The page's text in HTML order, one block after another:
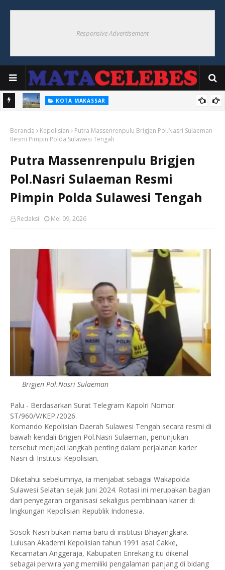
Responsive Advertisement
KOTA MAKASSAR
Proyeksikan Sebagai Markas Baru PSM.
Beranda Kepolisian
Putra Massenrenpulu Brigjen Pol.Nasri Sulaeman
Resmi Pimpin Polda Sulawesi Tengah
Putra Massenrenpulu Brigjen
Pol.Nasri Sulaeman Resmi
Pimpin Polda Sulawesi Tengah
Redaksi Mei 09, 2026
Brigjen Pol.Nasri Sulaeman
Palu - Berdasarkan Surat Telegram Kapolri Nomor:
ST/960/V/KEP./2026.
Komando Kepolisian Daerah Sulawesi Tengah secara resmi di
bawah kendali Brigjen Pol.Nasri Sulaeman, penunjukan
tersebut menjadi langkah penting dalam perjalanan karier
Nasri di Institusi Kepolisian.
Diketahui sebelumnya, ia menjabat sebagai Wakapolda
Sulawesi Selatan sejak Juni 2024. Rotasi ini merupakan bagian
dari penyegaran organisasi sekaligus pembinaan karier di
lingkungan Kepolisian Republik Indonesia.
Sosok Nasri bukan nama baru di institusi Bhayangkara.
Lulusan Akademi Kepolisian tahun 1991 asal Cakke,
Kecamatan Anggeraja, Kabupaten Enrekang itu dikenal
sebagai perwira yang memiliki pengalaman panjang di bidang